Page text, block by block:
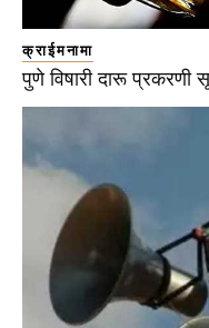
क्राईमनामा
पुणे विषारी दारू प्रकरणी